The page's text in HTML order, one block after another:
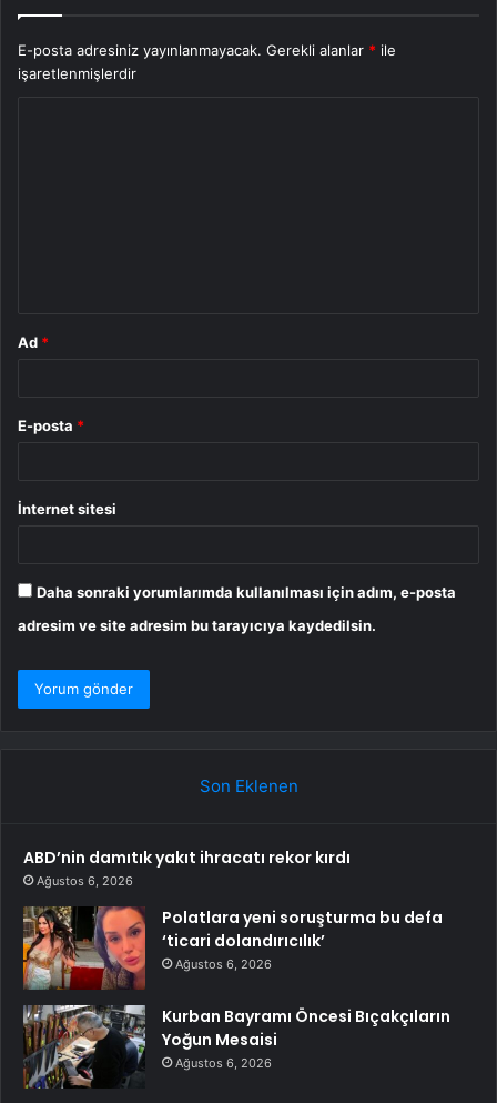
E-posta adresiniz yayınlanmayacak. Gerekli alanlar * ile
işaretlenmişlerdir
Ad *
E-posta *
İnternet sitesi
Daha sonraki yorumlarımda kullanılması için adım, e-posta
adresim ve site adresim bu tarayıcıya kaydedilsin.
Son Eklenen
ABD’nin damıtık yakıt ihracatı rekor kırdı
Ağustos 6, 2026
Polatlara yeni soruşturma bu defa
‘ticari dolandırıcılık’
Ağustos 6, 2026
Kurban Bayramı Öncesi Bıçakçıların
Yoğun Mesaisi
Ağustos 6, 2026